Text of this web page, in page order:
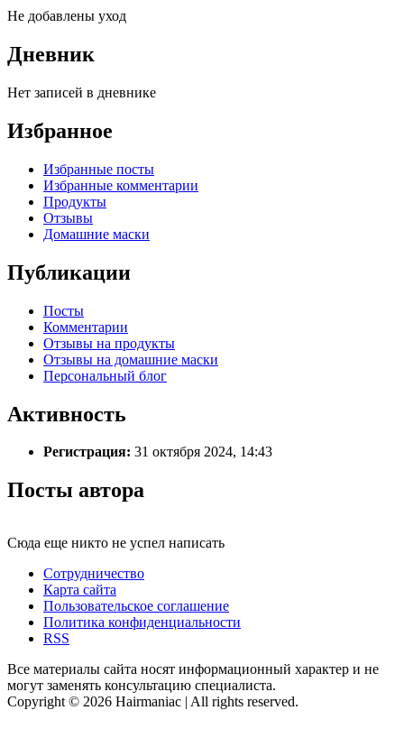
Не добавлены уход
Дневник
Нет записей в дневнике
Избранное
Избранные посты
Избранные комментарии
Продукты
Отзывы
Домашние маски
Публикации
Посты
Комментарии
Отзывы на продукты
Отзывы на домашние маски
Персональный блог
Активность
Регистрация: 31 октября 2024, 14:43
Посты автора
Сюда еще никто не успел написать
Сотрудничество
Карта сайта
Пользовательское соглашение
Политика конфиденциальности
RSS
Все материалы сайта носят информационный характер и не
могут заменять консультацию специалиста.
Copyright © 2026 Hairmaniac | All rights reserved.